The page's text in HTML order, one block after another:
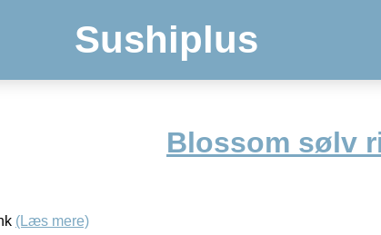
Sushiplus
Blossom sølv
(Læs mere)